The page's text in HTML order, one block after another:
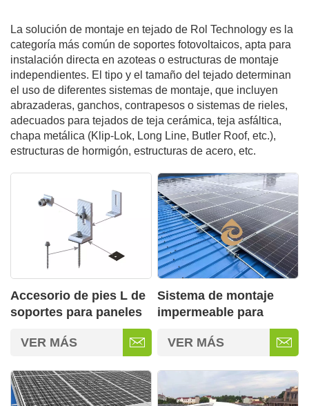
La solución de montaje en tejado de Rol Technology es la
categoría más común de soportes fotovoltaicos, apta para
instalación directa en azoteas o estructuras de montaje
independientes. El tipo y el tamaño del tejado determinan
el uso de diferentes sistemas de montaje, que incluyen
abrazaderas, ganchos, contrapesos o sistemas de rieles,
adecuados para tejados de teja cerámica, teja asfáltica,
chapa metálica (Klip-Lok, Long Line, Butler Roof, etc.),
estructuras de hormigón, estructuras de acero, etc.
Accesorio de pies L de
soportes para paneles
solares para techos
tipo 02
VER MÁS
Sistema de montaje
impermeable para
techos solares BIPV
VER MÁS